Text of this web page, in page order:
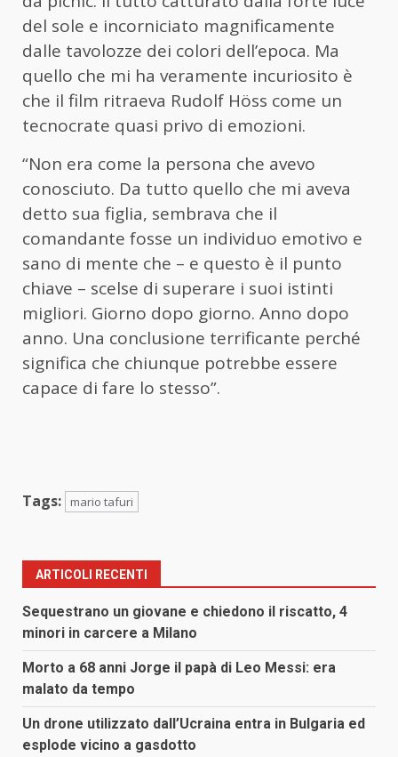
del sole e incorniciato magnificamente
dalle tavolozze dei colori dell’epoca. Ma
quello che mi ha veramente incuriosito è
che il film ritraeva Rudolf Höss come un
tecnocrate quasi privo di emozioni.
“Non era come la persona che avevo
conosciuto. Da tutto quello che mi aveva
detto sua figlia, sembrava che il
comandante fosse un individuo emotivo e
sano di mente che – e questo è il punto
chiave – scelse di superare i suoi istinti
migliori. Giorno dopo giorno. Anno dopo
anno. Una conclusione terrificante perché
significa che chiunque potrebbe essere
capace di fare lo stesso”.
Tags: mario tafuri
ARTICOLI RECENTI
Sequestrano un giovane e chiedono il riscatto, 4
minori in carcere a Milano
Morto a 68 anni Jorge il papà di Leo Messi: era
malato da tempo
Un drone utilizzato dall’Ucraina entra in Bulgaria ed
esplode vicino a gasdotto